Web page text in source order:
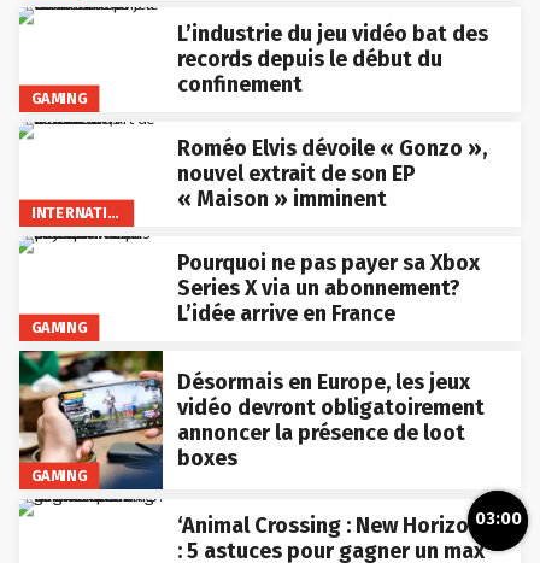
GAMING
L’industrie du jeu vidéo bat des
records depuis le début du
confinement
INTERNATIONAL
Roméo Elvis dévoile « Gonzo »,
nouvel extrait de son EP
« Maison » imminent
GAMING
Pourquoi ne pas payer sa Xbox
Series X via un abonnement?
L’idée arrive en France
GAMING
Désormais en Europe, les jeux
vidéo devront obligatoirement
annoncer la présence de loot
boxes
‘Animal Crossing : New Horizons’
: 5 astuces pour gagner un max
03:00